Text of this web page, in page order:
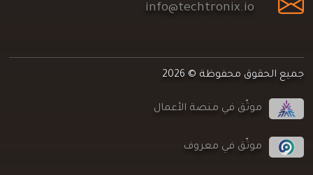
info@techtronix.io
جميع الحقوق محفوظة © 2026
موثّق في منصة الأعمال
موثّق في معروف